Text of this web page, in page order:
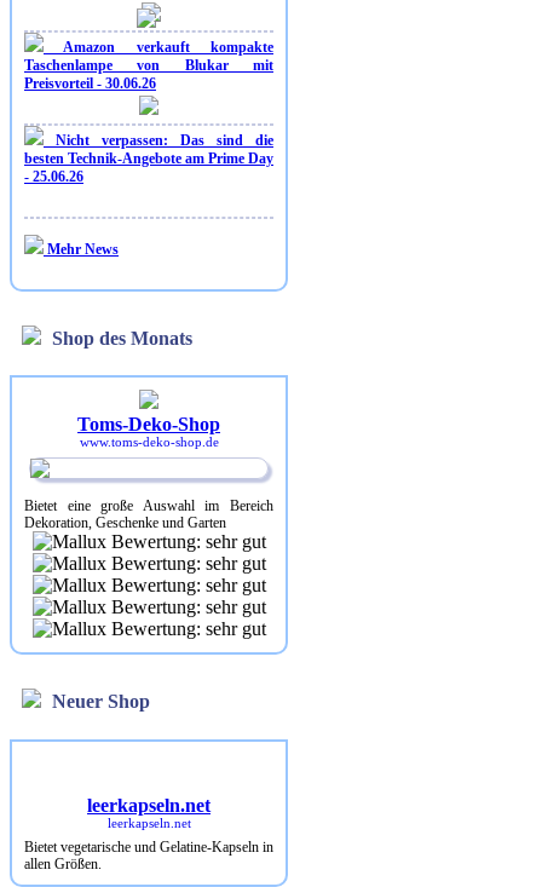
Amazon verkauft kompakte
Taschenlampe von Blukar mit
Preisvorteil - 30.06.26
Nicht verpassen: Das sind die
besten Technik-Angebote am Prime Day
- 25.06.26
Mehr News
Shop des Monats
Toms-Deko-Shop
www.toms-deko-shop.de
Bietet eine große Auswahl im Bereich
Dekoration, Geschenke und Garten
Neuer Shop
leerkapseln.net
leerkapseln.net
Bietet vegetarische und Gelatine-Kapseln in
allen Größen.